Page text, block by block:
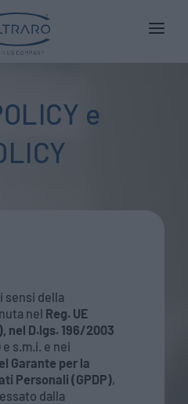
e
sensi della
nel Reg. UE
nel D.lgs. 196/2003
e s.m.i. e nei
Garante per la
Personali (GPDP),
dalla